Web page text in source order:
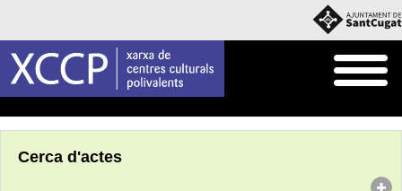
Cerca d'actes